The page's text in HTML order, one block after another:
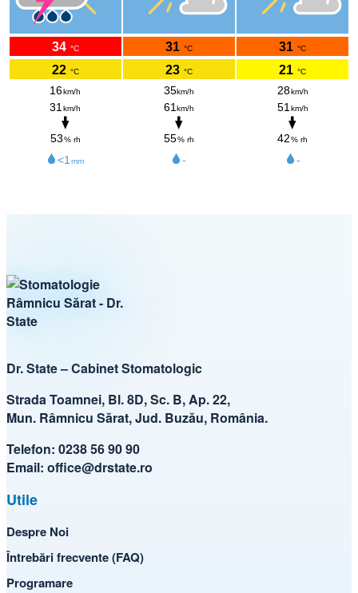
Dr. State – Cabinet Stomatologic
Strada Toamnei, Bl. 8D, Sc. B, Ap. 22,
Mun. Râmnicu Sărat, Jud. Buzău, România.
Telefon: 0238 56 90 90
Email: office@drstate.ro
Utile
Despre Noi
Întrebări frecvente (FAQ)
Programare